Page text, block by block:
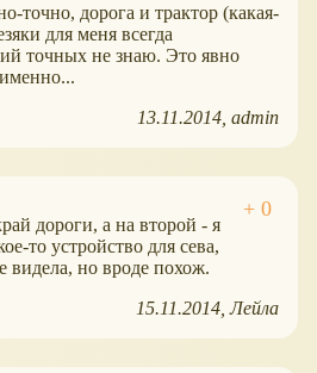
точно, дорога и трактор (какая-
для меня всегда
точных не знаю. Это явно
13.11.2014 admin
дороги, а на второй - я
то устройство для сева,
видела, но вроде похож.
15.11.2014 Лейла